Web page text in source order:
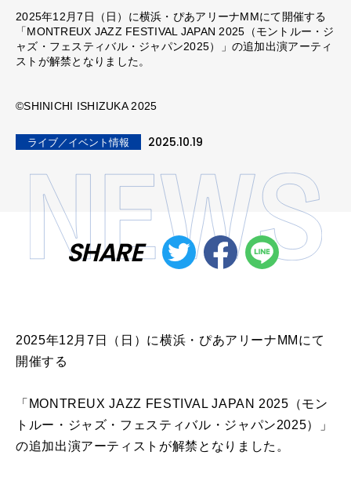
2025年12月7日（日）に横浜・ぴあアリーナMMにて開催する
「MONTREUX JAZZ FESTIVAL JAPAN 2025（モントルー・ジ
ャズ・フェスティバル・ジャパン2025）」の追加出演アーティ
ストが解禁となりました。
©SHINICHI ISHIZUKA 2025
ライブ／イベント情報 2025.10.19
SHARE
2025年12月7日（日）に横浜・ぴあアリーナMMにて
開催する
「MONTREUX JAZZ FESTIVAL JAPAN 2025（モン
トルー・ジャズ・フェスティバル・ジャパン2025）」
の追加出演アーティストが解禁となりました。